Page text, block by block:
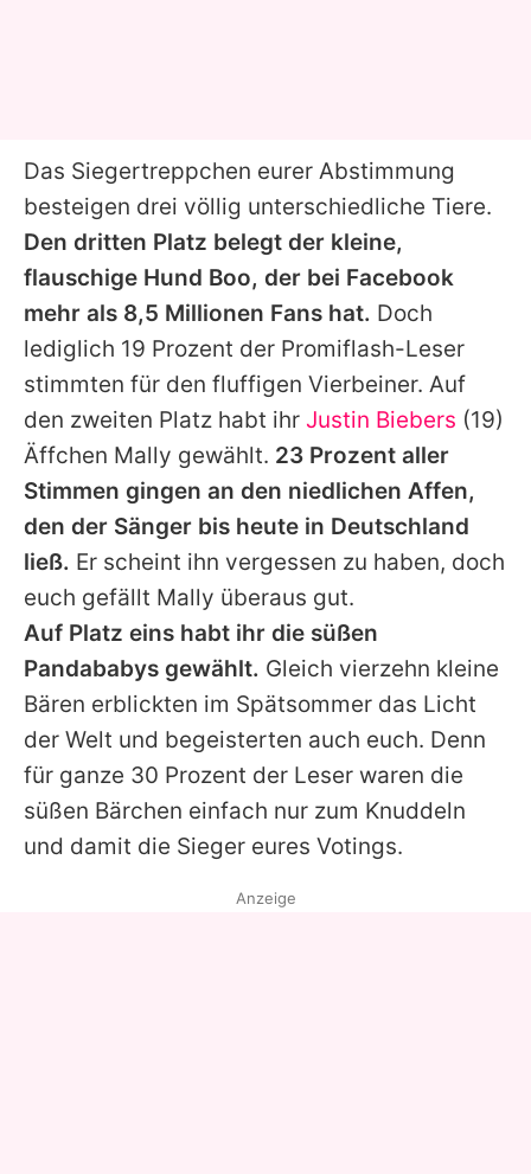
Das Siegertreppchen eurer Abstimmung
besteigen drei völlig unterschiedliche Tiere.
Den dritten Platz belegt der kleine,
flauschige Hund Boo, der bei Facebook
mehr als 8,5 Millionen Fans hat. Doch
lediglich 19 Prozent der Promiflash-Leser
stimmten für den fluffigen Vierbeiner. Auf
den zweiten Platz habt ihr Justin Biebers (19)
Äffchen Mally gewählt. 23 Prozent aller
Stimmen gingen an den niedlichen Affen,
den der Sänger bis heute in Deutschland
ließ. Er scheint ihn vergessen zu haben, doch
euch gefällt Mally überaus gut.
Auf Platz eins habt ihr die süßen
Pandababys gewählt. Gleich vierzehn kleine
Bären erblickten im Spätsommer das Licht
der Welt und begeisterten auch euch. Denn
für ganze 30 Prozent der Leser waren die
süßen Bärchen einfach nur zum Knuddeln
und damit die Sieger eures Votings.
Anzeige